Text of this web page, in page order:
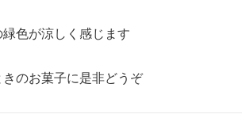
色が涼しく感じます
のお菓子に是非どうぞ